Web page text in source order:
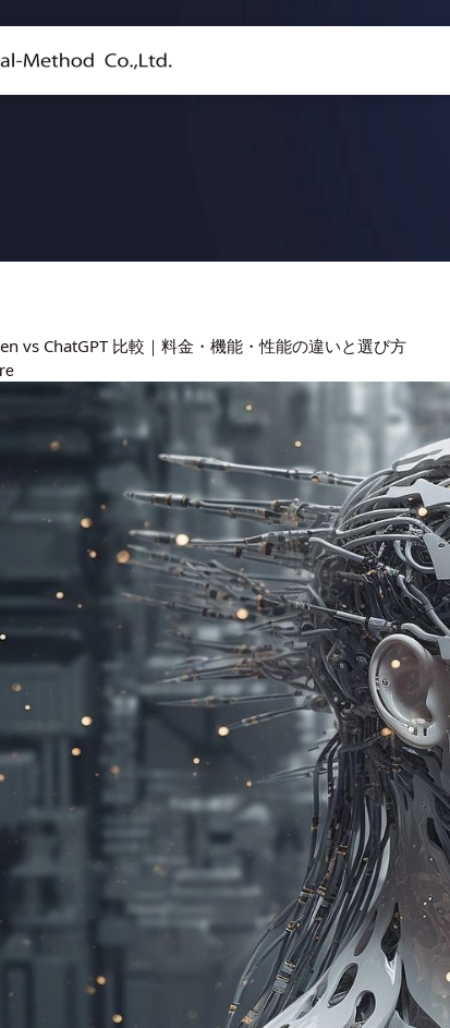
vs ChatGPT 比較｜料金・機能・性能の違いと選び方